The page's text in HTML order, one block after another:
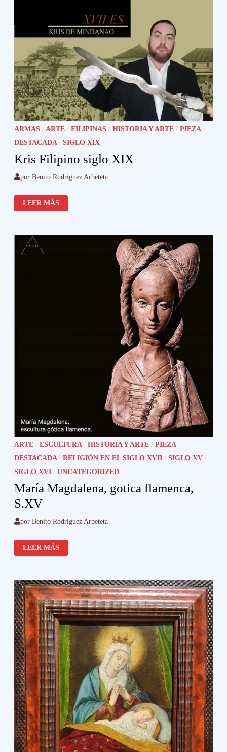
ARMAS / ARTE /FILIPINAS /HISTORIA Y ARTE /PIEZA
DESTACADA /SIGLO XIX
Kris Filipino siglo XIX
porBenito Rodriguez Arbeteta
KRIS
FILIPINO
SIGLO
LEER MÁS
ARTE /ESCULTURA /HISTORIA Y ARTE /PIEZA
DESTACADA /RELIGIÓN EN EL SIGLO XVII /SIGLO XV /
SIGLO XVI /UNCATEGORIZED
María Magdalena, gotica flamenca,
S.XV
porBenito Rodriguez Arbeteta
MARÍA
MAGDALENA,
GOTICA
LEER MÁS